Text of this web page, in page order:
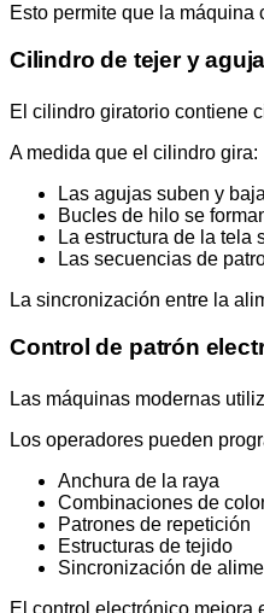
Esto permite que la máquina
Cilindro de tejer y
El cilindro giratorio contiene
A medida que el cilindro gira:
Las agujas suben y
Bucles de hilo se
La estructura de la tela
Las secuencias de
La sincronización entre la
Control de patrón
Las máquinas modernas
Los operadores pueden
Anchura de la raya
Combinaciones de
Patrones de repetición
Estructuras de tejido
Sincronización de
El control electrónico mejora